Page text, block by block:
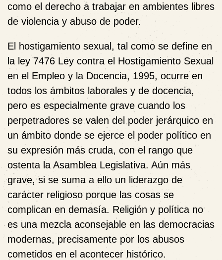
como el derecho a trabajar en ambientes libres
de violencia y abuso de poder.
El hostigamiento sexual, tal como se define en
la ley 7476 Ley contra el Hostigamiento Sexual
en el Empleo y la Docencia, 1995, ocurre en
todos los ámbitos laborales y de docencia,
pero es especialmente grave cuando los
perpetradores se valen del poder jerárquico en
un ámbito donde se ejerce el poder político en
su expresión más cruda, con el rango que
ostenta la Asamblea Legislativa. Aún más
grave, si se suma a ello un liderazgo de
carácter religioso porque las cosas se
complican en demasía. Religión y política no
es una mezcla aconsejable en las democracias
modernas, precisamente por los abusos
cometidos en el acontecer histórico.